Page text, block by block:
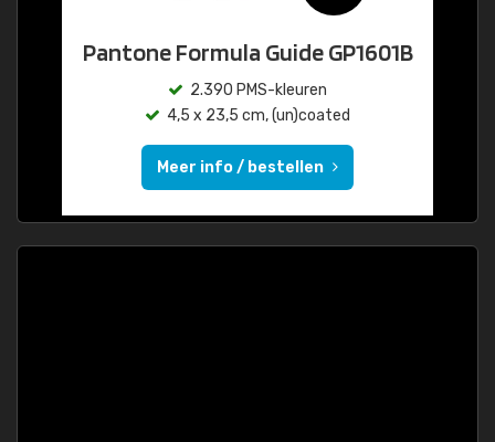
Pantone Formula Guide GP1601B
2.390 PMS-kleuren
4,5 x 23,5 cm, (un)coated
Meer info / bestellen